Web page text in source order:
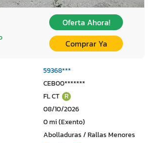
Oferta Ahora!
Comprar Ya
59368***
CEB00*******
FL CT R
08/10/2026
0 mi (Exento)
Abolladuras / Rallas Menores